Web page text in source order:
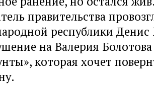
правительства
республики
на Валерия
которая хочет